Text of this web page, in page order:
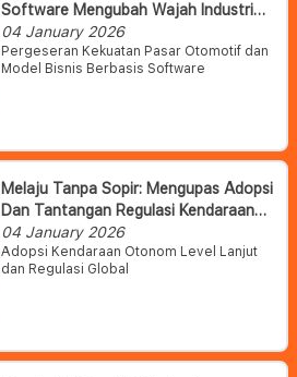
Software Mengubah Wajah Industri
Otomotif Dan Daya Saing Pasar
04 January 2026
Pergeseran Kekuatan Pasar Otomotif dan
Model Bisnis Berbasis Software
Melaju Tanpa Sopir: Mengupas Adopsi
Dan Tantangan Regulasi Kendaraan
Otonom Level Lanjut
04 January 2026
Adopsi Kendaraan Otonom Level Lanjut
dan Regulasi Global